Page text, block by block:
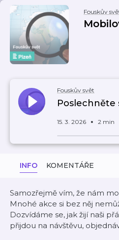
Fouskův
Fouskův svět
Poslechněte
15. 3. 2026 2 min
INFO KOMENTÁŘE
Samozřejmě vím, že nám
Mnohé akce si bez něj
Dozvídáme se, jak žijí naši
přijdou na návštěvu,